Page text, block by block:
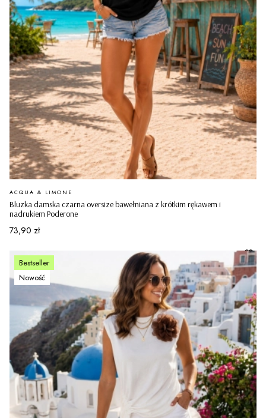
Bluzka damska czarna oversize bawełniana z krótkim rękawem i
nadrukiem Poderone
PRODUCENT
ACQUA & LIMONE
Cena
73,90 zł
Bestseller
Nowość